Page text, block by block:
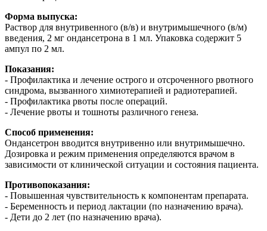
Форма выпуска:
Раствор для внутривенного (в/в) и внутримышечного (в/м)
введения, 2 мг ондансетрона в 1 мл. Упаковка содержит 5
ампул по 2 мл.
Показания:
- Профилактика и лечение острого и отсроченного рвотного
синдрома, вызванного химиотерапией и радиотерапией.
- Профилактика рвоты после операций.
- Лечение рвоты и тошноты различного генеза.
Способ применения:
Ондансетрон вводится внутривенно или внутримышечно.
Дозировка и режим применения определяются врачом в
зависимости от клинической ситуации и состояния пациента.
Противопоказания:
- Повышенная чувствительность к компонентам препарата.
- Беременность и период лактации (по назначению врача).
- Дети до 2 лет (по назначению врача).